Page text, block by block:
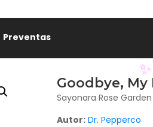
Preventas
Goodbye, My
Sayonara Rose Garden
Autor: Dr. Pepperco